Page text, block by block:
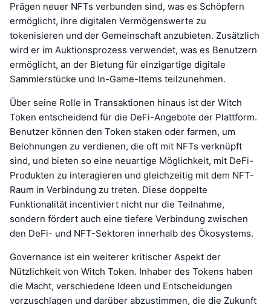
Prägen neuer NFTs verbunden sind, was es Schöpfern
ermöglicht, ihre digitalen Vermögenswerte zu
tokenisieren und der Gemeinschaft anzubieten. Zusätzlich
wird er im Auktionsprozess verwendet, was es Benutzern
ermöglicht, an der Bietung für einzigartige digitale
Sammlerstücke und In-Game-Items teilzunehmen.
Über seine Rolle in Transaktionen hinaus ist der Witch
Token entscheidend für die DeFi-Angebote der Plattform.
Benutzer können den Token staken oder farmen, um
Belohnungen zu verdienen, die oft mit NFTs verknüpft
sind, und bieten so eine neuartige Möglichkeit, mit DeFi-
Produkten zu interagieren und gleichzeitig mit dem NFT-
Raum in Verbindung zu treten. Diese doppelte
Funktionalität incentiviert nicht nur die Teilnahme,
sondern fördert auch eine tiefere Verbindung zwischen
den DeFi- und NFT-Sektoren innerhalb des Ökosystems.
Governance ist ein weiterer kritischer Aspekt der
Nützlichkeit von Witch Token. Inhaber des Tokens haben
die Macht, verschiedene Ideen und Entscheidungen
vorzuschlagen und darüber abzustimmen, die die Zukunft